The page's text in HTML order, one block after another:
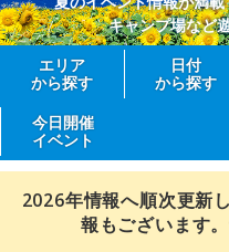
キャンプ場など
エリア
から探す
日付
から探す
今日開催
イベント
2026年情報へ順次更新
報もございます